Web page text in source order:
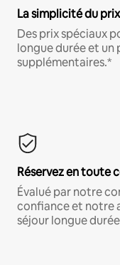
La simplicité du
Des prix spéciaux
longue durée et un
supplémentaires.*
Réservez en toute
Évalué par notre
confiance et notre
séjour longue